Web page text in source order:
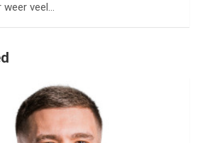
weer veel…